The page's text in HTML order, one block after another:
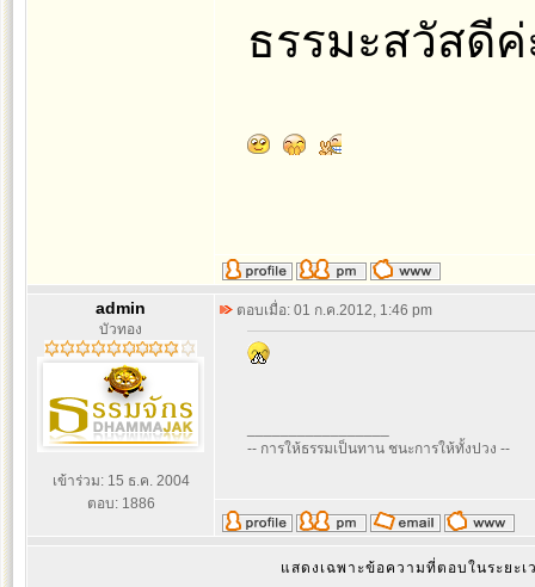
ธรรมะสวัสดีค่
admin
บัวทอง
เข้าร่วม: 15 ธ.ค. 2004
ตอบ: 1886
ตอบเมื่อ: 01 ก.ค.2012, 1:46 pm
-- การให้ธรรมเป็นทาน ชนะการให้ทั้งปวง --
แสดงเฉพาะข้อความที่ตอบในระยะ